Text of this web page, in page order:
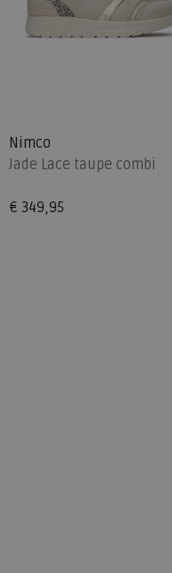
Nimco
Jade Lace taupe combi
€ 349,95